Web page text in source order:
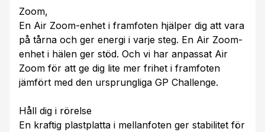
Zoom,
En Air Zoom-enhet i framfoten hjälper dig att vara
på tårna och ger energi i varje steg. En Air Zoom-
enhet i hälen ger stöd. Och vi har anpassat Air
Zoom för att ge dig lite mer frihet i framfoten
jämfört med den ursprungliga GP Challenge.
Håll dig i rörelse
En kraftig plastplatta i mellanfoten ger stabilitet för